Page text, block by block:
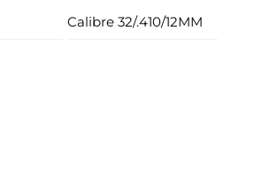
Calibre 32/.410/12MM